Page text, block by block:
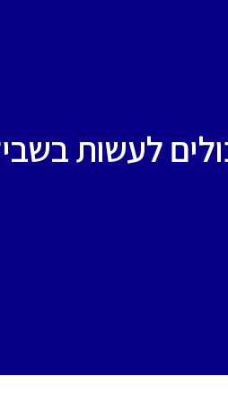
לעשות